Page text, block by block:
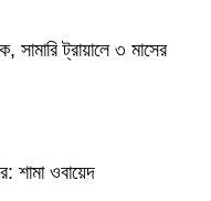
ট্রায়ালে ৩ মাসের
শামা ওবায়েদ